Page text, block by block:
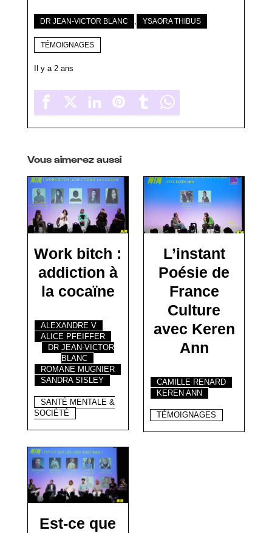
DR JEAN-VICTOR BLANC YSAORA THIBUS
TÉMOIGNAGES
Il y a 2 ans
Vous aimerez aussi
Work bitch :
addiction à
la cocaïne
ALEXANDRE V
ALICE PFEIFFER
DR JEAN-VICTOR
BLANC
ROMANE MUGNIER
SANDRA SISLEY
SANTÉ MENTALE &
SOCIÉTÉ
L’instant
Poésie de
France
Culture
avec Keren
Ann
CAMILLE RENARD
KEREN ANN
TÉMOIGNAGES
Est-ce que